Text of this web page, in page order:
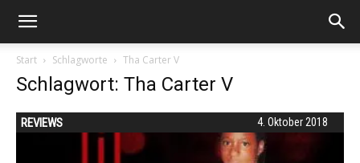
Start Schlagworte Tha Carter V
Schlagwort: Tha Carter V
4. Oktober 2018
REVIEWS